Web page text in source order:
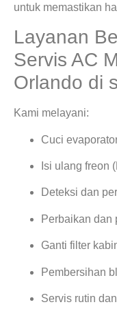
untuk memastikan
Layanan
Servis AC
Orlando di
Kami melayani:
Cuci
Isi ulang freon
Deteksi dan
Perbaikan dan
Ganti filter
Pembersihan
Servis rutin